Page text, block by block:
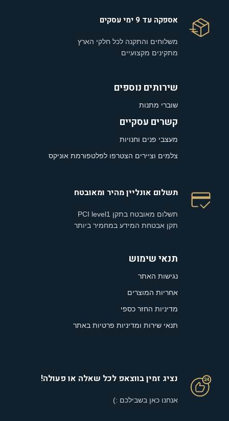
אספקה עד 9 ימי עסקים
משלוחים והתקנה לכל חלקי הארץ
מתקינים מקצועיים
שירותים נוספים
שוברי מתנות
קשרים עסקיים
מעצבי פנים וחנויות
צלמים וציירים הצטרפו לפלטפורמת אוניקס
תשלום אונליין מהיר ומאובטח
תשלום מאובטח בתקן PCI level1
תקן אבטחת המידע במחמיר ביותר
תנאי שימוש
נגישות האתר
אחריות המוצרים
מדיניות החזר כספי
תנאי שירות ומדיניות פרטיות באתר
נציג זמין בווצאפ לכל שאלה או פעולה!
אנחנו כאן בשבילכם :)